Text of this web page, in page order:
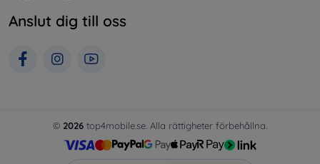
Anslut dig till oss
© 2026 top4mobile.se. Alla rättigheter förbehållna.